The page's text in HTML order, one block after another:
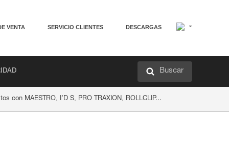
VENTA SERVICIO CLIENTES DESCARGAS
Buscar
con MAESTRO, I’D S, PRO TRAXION, ROLLCLIP...